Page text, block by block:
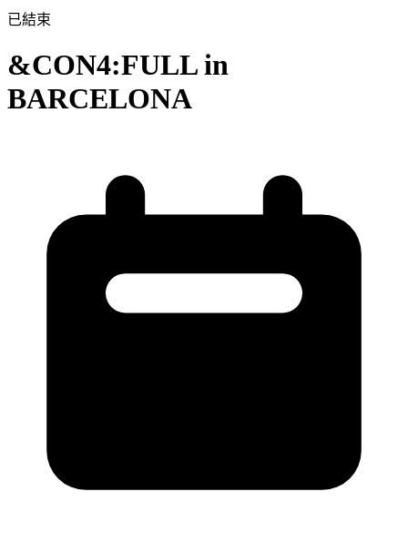
已結束
&CON4:FULL in
BARCELONA